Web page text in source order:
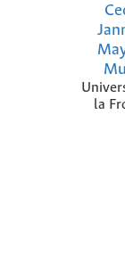
la